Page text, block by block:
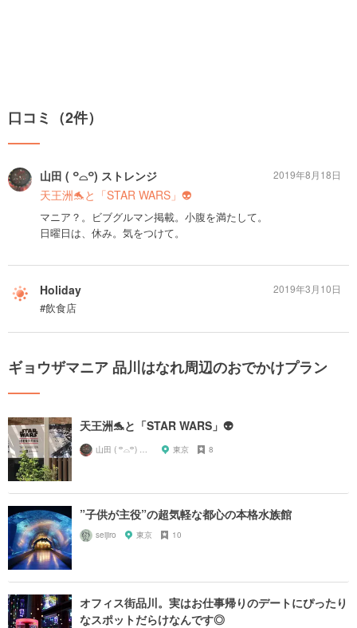
口コミ（2件）
山田 ( ꒪⌓꒪) ストレンジ
天王洲🐬と「STAR WARS」👽
マニア？。ビブグルマン掲載。小腹を満たして。
日曜日は、休み。気をつけて。
2019年8月18日
Holiday
#飲食店
2019年3月10日
ギョウザマニア 品川はなれ周辺のおでかけプラン
天王洲🐬と「STAR WARS」👽
東京 8
”子供が主役”の超気軽な都心の本格水族館
seijiro 東京 10
オフィス街品川。実はお仕事帰りのデートにぴったり
なスポットだらけなんです◎